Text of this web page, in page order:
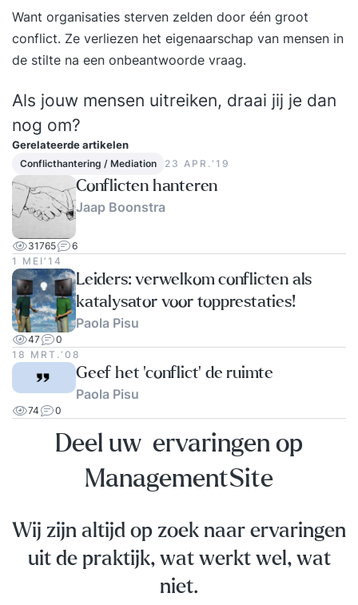
heftruckcertificaat behalen.
Want organisaties sterven zelden door één groot
conflict. Ze verliezen het eigenaarschap van mensen in
de stilte na een onbeantwoorde vraag.
Als jouw mensen uitreiken, draai jij je dan
nog om?
Gerelateerde artikelen
Conflicthantering / Mediation 23 APR.‘19
Conflicten hanteren
Jaap Boonstra
31765
6
1 MEI‘14
Leiders: verwelkom conflicten als
katalysator voor topprestaties!
Paola Pisu
47
0
18 MRT.‘08
Geef het 'conflict' de ruimte
Paola Pisu
74 0
Deel uw ervaringen op
ManagementSite
Wij zijn altijd op zoek naar ervaringen
uit de praktijk, wat werkt wel, wat
niet.